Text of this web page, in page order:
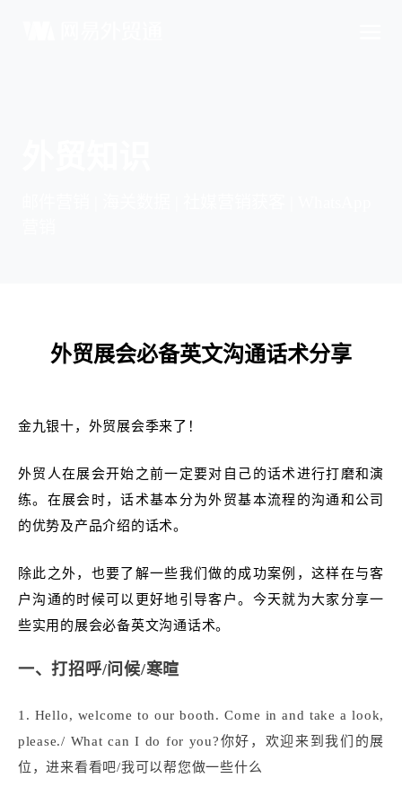
外贸展会必备英文沟通话术分享
金九银十，外贸展会季来了！
外贸人在展会开始之前一定要对自己的话术进行打磨和演
练。在展会时，话术基本分为外贸基本流程的沟通和公司
的优势及产品介绍的话术。
除此之外，也要了解一些我们做的成功案例，这样在与客
户沟通的时候可以更好地引导客户。今天就为大家分享一
些实用的展会必备英文沟通话术。
一、打招呼/问候/寒暄
1. Hello, welcome to our booth. Come in and take a look,
please./ What can I do for you?你好，欢迎来到我们的展
位，进来看看吧/我可以帮您做一些什么